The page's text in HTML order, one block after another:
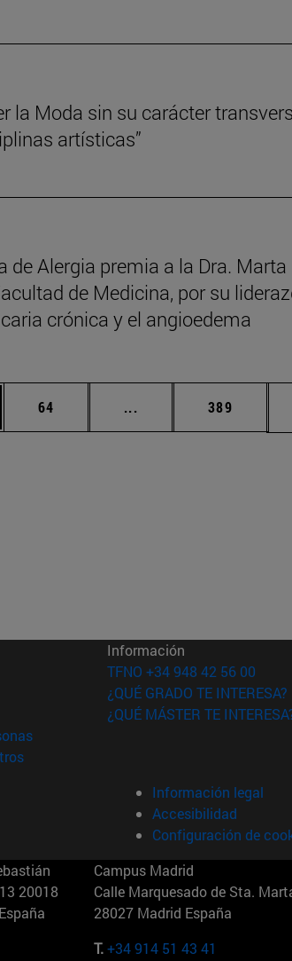
la Moda sin su carácter
artísticas”
de Alergia premia a la Dra. Marta
de Medicina, por su
crónica y el angioedema
desplazarse.
Página
64 ... Páginas intermedias
Página
389
nueva ventana)
ventana)
en nueva ventana)
(abre en nueva ventana)
(abre en nueva ventana)
Información
TFNO +34 948 42 56 00
¿QUÉ GRADO TE INTERESA?
¿QUÉ MÁSTER TE
Información legal
Accesibilidad
Configuración de
20018
Campus Madrid
Calle Marquesado de Sta.
28027 Madrid España
T.+34 914 51 43 41